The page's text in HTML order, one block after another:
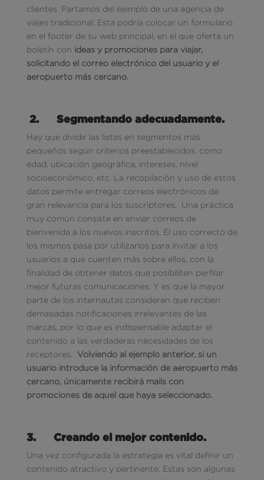
clientes. Partamos del ejemplo de una agencia de
viajes tradicional. Esta podría colocar un formulario
en el footer de su web principal, en el que oferta un
boletín con ideas y promociones para viajar,
solicitando el correo electrónico del usuario y el
aeropuerto más cercano.
2. Segmentando adecuadamente.
Hay que dividir las listas en segmentos más
pequeños según criterios preestablecidos, como
edad, ubicación geográfica, intereses, nivel
socioeconómico, etc. La recopilación y uso de estos
datos permite entregar correos electrónicos de
gran relevancia para los suscriptores. Una práctica
muy común consiste en enviar correos de
bienvenida a los nuevos inscritos. El uso correcto de
los mismos pasa por utilizarlos para invitar a los
usuarios a que cuenten más sobre ellos, con la
finalidad de obtener datos que posibiliten perfilar
mejor futuras comunicaciones. Y es que la mayor
parte de los internautas consideran que reciben
demasiadas notificaciones irrelevantes de las
marcas, por lo que es indispensable adaptar el
contenido a las verdaderas necesidades de los
receptores. Volviendo al ejemplo anterior, si un
usuario introduce la información de aeropuerto más
cercano, únicamente recibirá mails con
promociones de aquel que haya seleccionado.
3. Creando el mejor contenido.
Una vez configurada la estrategia es vital definir un
contenido atractivo y pertinente. Estas son algunas